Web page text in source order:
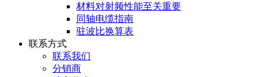
材料对射频性能至关重要
同轴电缆指南
驻波比换算表
联系方式
联系我们
分销商